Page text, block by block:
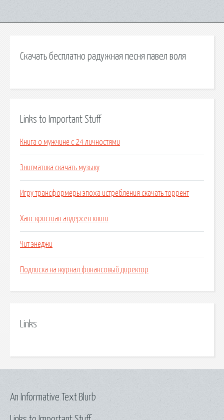
Скачать бесплатно радужная песня павел воля
Links to Important Stuff
Книга о мужчине с 24 личностями
Энигматика скачать музыку
Игру трансформеры эпоха истребления скачать торрент
Ханс кристиан андерсен книги
Чит энеджи
Подписка на журнал финансовый директор
Links
An Informative Text Blurb